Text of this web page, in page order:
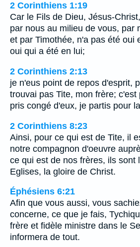
2 Corinthiens 1:19
Car le Fils de Dieu, Jésus-
par nous au milieu de vous, par
et par Timothée, n'a pas été oui
oui qui a été en lui;
2 Corinthiens 2:13
je n'eus point de repos d'esprit,
trouvai pas Tite, mon frère; c'est
pris congé d'eux, je partis pour
2 Corinthiens 8:23
Ainsi, pour ce qui est de Tite, il
notre compagnon d'oeuvre
ce qui est de nos frères, ils sont
Eglises, la gloire de Christ.
Éphésiens 6:21
Afin que vous aussi, vous
concerne, ce que je fais,
frère et fidèle ministre dans le
informera de tout.